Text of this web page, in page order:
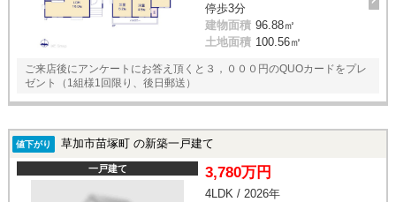
停歩3分
建物面積 96.88㎡
土地面積 100.56㎡
ご来店後にアンケートにお答え頂くと３，０００円のQUOカードをプレ
ゼント（1組様1回限り、後日郵送）
値下がり 草加市苗塚町 の新築一戸建て
一戸建て 3,780万円
4LDK / 2026年